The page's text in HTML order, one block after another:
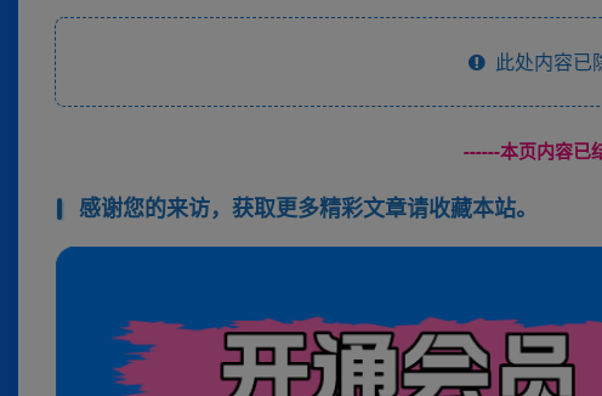
此处内容已
------本页内容已
感谢您的来访，获取更多精彩文章请收藏本站。